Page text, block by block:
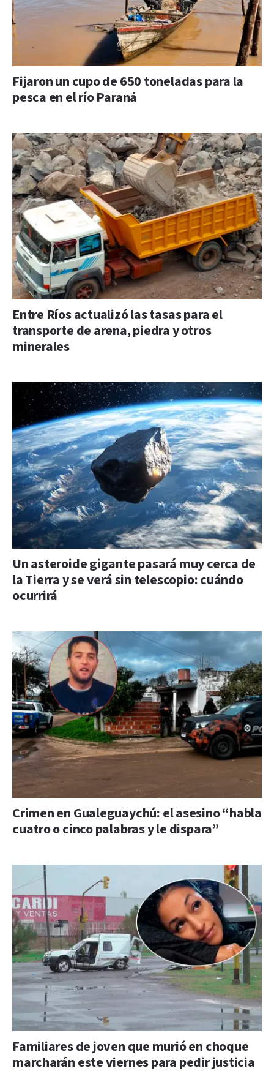
Fijaron un cupo de 650 toneladas para la
pesca en el río Paraná
Entre Ríos actualizó las tasas para el
transporte de arena, piedra y otros
minerales
Un asteroide gigante pasará muy cerca de
la Tierra y se verá sin telescopio: cuándo
ocurrirá
Crimen en Gualeguaychú: el asesino “habla
cuatro o cinco palabras y le dispara”
Familiares de joven que murió en choque
marcharán este viernes para pedir justicia